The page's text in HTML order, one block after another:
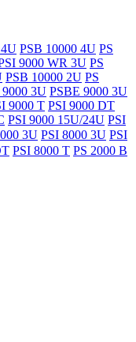
PSB 10000 4U PS
9000 WR 3U PS
PSB 10000 2U PS
9000 3U PSBE 9000 3U
9000 T PSI 9000 DT
PSI 9000 15U/24U PSI
3U PSI 8000 3U PSI
PSI 8000 T PS 2000 B